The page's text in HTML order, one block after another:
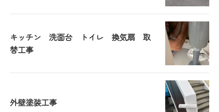
キッチン 洗面台 トイレ 換気扇 取
替工事
外壁塗装工事